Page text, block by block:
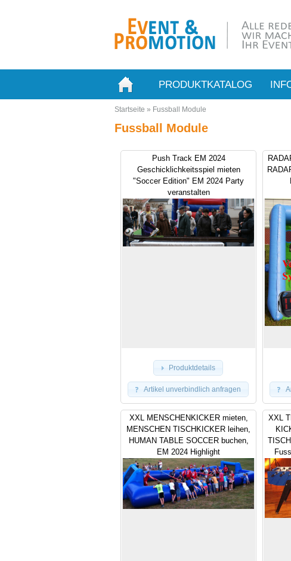
PRODUKTKATALOG
Startseite » Fussball Module
Fussball Module
Push Track EM 2024
Geschicklichkeitsspiel mieten
"Soccer Edition" EM 2024 Party
veranstalten
Produktdetails
Artikel unverbindlich anfragen
XXL MENSCHENKICKER mieten,
MENSCHEN TISCHKICKER leihen,
HUMAN TABLE SOCCER buchen,
EM 2024 Highlight
XXL